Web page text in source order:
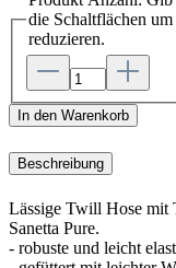
die Schaltflächen
reduzieren.
In den Warenkorb
Beschreibung
Lässige Twill Hose mit
Sanetta Pure.
- robuste und leicht